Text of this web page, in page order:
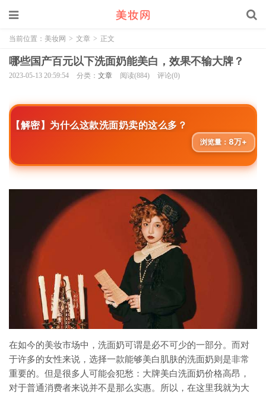
当前位置： 美妆网 > 文章 > 正文
哪些国产百元以下洗面奶能美白，效果不输大牌？
2023-05-13 20:59:54 分类： 文章 阅读(884) 评论(0)
【解密】为什么这款洗面奶卖的这么多？
浏览量：8万+
在如今的美妆市场中，洗面奶可谓是必不可少的一部分。而对
于许多的女性来说，选择一款能够美白肌肤的洗面奶则是非常
重要的。但是很多人可能会犯愁：大牌美白洗面奶价格高昂，
对于普通消费者来说并不是那么实惠。所以，在这里我就为大